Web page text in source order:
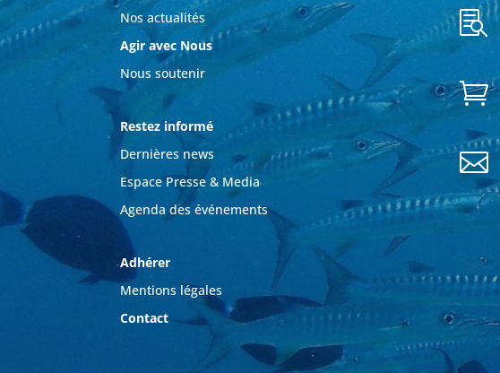
Nos actualités
Agir avec Nous
Nous soutenir
Restez informé
Dernières news
Espace Presse & Media
Agenda des événements
Adhérer
Mentions légales
Contact


